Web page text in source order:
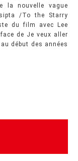
la nouvelle vague
/To the Starry
du film avec Lee
de Je veux aller
début des années